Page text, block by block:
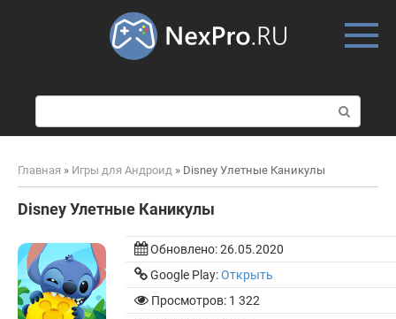
о
и
к
Главная » Игры для Андроид » Disney Улетные Каникулы
Disney Улетные Каникулы
Обновлено:26.05.2020
Google Play:Открыть
Просмотров: 1 322